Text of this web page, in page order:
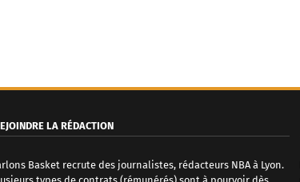
LA RÉDACTION
Basket recrute des journalistes, rédacteurs NBA à Lyon.